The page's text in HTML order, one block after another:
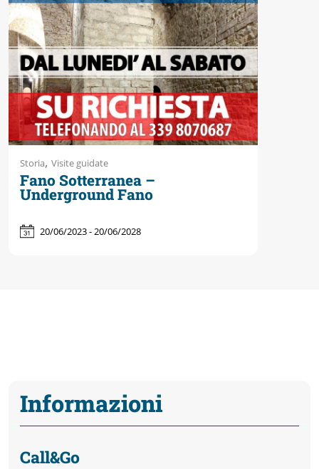
Storia, Visite guidate
Fano Sotterranea –
Underground Fano
20/06/2023 - 20/06/2028
Informazioni
Call&Go